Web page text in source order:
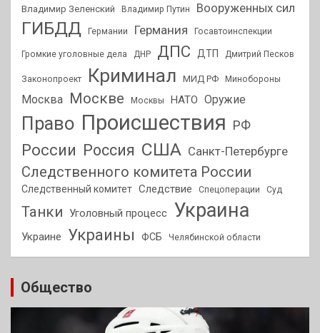
Владимир Зеленский Владимир Путин Вооруженных сил
ГИБДД Германии Германия Госавтоинспекции
Громкие уголовные дела ДНР ДПС ДТП Дмитрий Песков
Законопроект Криминал МИД РФ Минобороны
Москва Москве Москвы НАТО Оружие
Право Происшествия РФ
России Россия США Санкт-Петербурге
Следственного комитета России
Следственный комитет Следствие Спецоперации Суд
Танки Уголовный процесс Украина
Украине Украины ФСБ Челябинской области
Общество